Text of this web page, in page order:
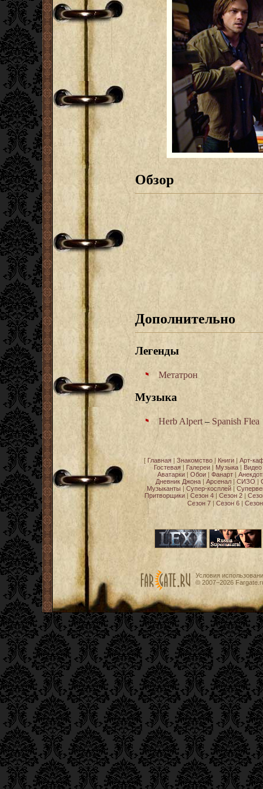
Обзор
Дополнительно
Легенды
Метатрон
Музыка
Herb Alpert– Spanish Flea
[ Главная| Знакомство| Книги| Арт-
Гостевая | Галереи | Музыка | Видео
Аватарки | Обои | Фанарт |
Дневник Джона| Арсенал| СИЗО |
Музыканты | Супер-косплей |
Притворщики | Сезон 4 | Сезон 2 |
Сезон 7| Сезон 6|
Условия
© 2007−2026